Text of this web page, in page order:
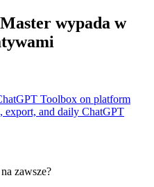
wypada w
Toolbox on platform
export, and daily ChatGPT
zawsze?